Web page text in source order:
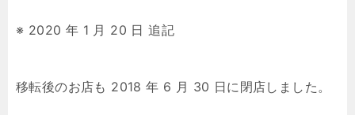
※ 2020 年 1 月 20 日 追記
移転後のお店も 2018 年 6 月 30 日に閉店しました。